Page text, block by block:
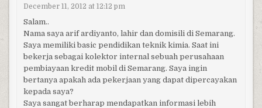
December 11, 2012 at 12:12 pm
Salam..
Nama saya arif ardiyanto, lahir dan domisili di Semarang.
Saya memiliki basic pendidikan teknik kimia. Saat ini
bekerja sebagai kolektor internal sebuah perusahaan
pembiayaan kredit mobil di Semarang. Saya ingin
bertanya apakah ada pekerjaan yang dapat dipercayakan
kepada saya?
Saya sangat berharap mendapatkan informasi lebih